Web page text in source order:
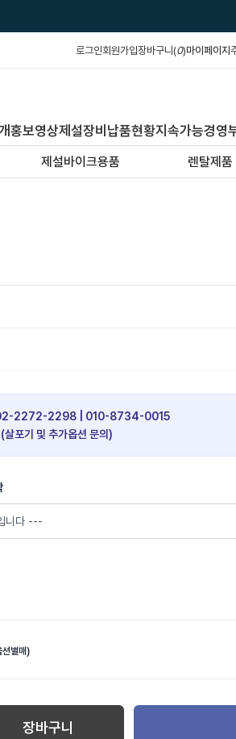
로그인회원가입장바구니(0)마이페이지
홍보영상제설장비납품현황지속가능경영
제설바이크용품 렌탈제품
02-2272-2298 | 010-8734-0015
살포기 및 추가옵션 문의)
션별매)
장바구니